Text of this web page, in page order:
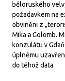
běloruského
požadavkem na
obviněni z
Mika a Golomb.
konzulátu v
úplnému
do téhož data.